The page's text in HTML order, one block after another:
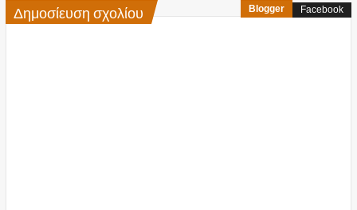
Δημοσίευση σχολίου Blogger Facebook